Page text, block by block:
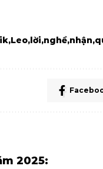
Leo lời nghề nhận
2025: